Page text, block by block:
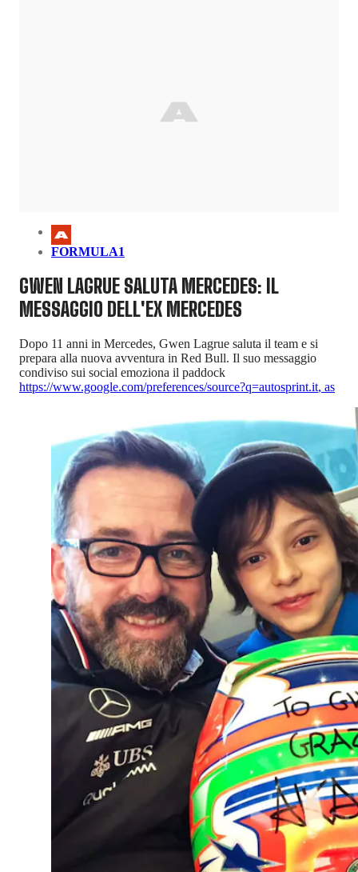
FORMULA1
GWEN LAGRUE SALUTA MERCEDES: IL
MESSAGGIO DELL'EX MERCEDES
Dopo 11 anni in Mercedes, Gwen Lagrue saluta il team e si
prepara alla nuova avventura in Red Bull. Il suo messaggio
condiviso sui social emoziona il paddock
https://www.google.com/preferences/source?q=autosprint.it, as